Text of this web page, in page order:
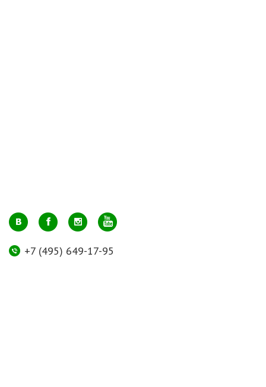
+7 (495) 649-17-95